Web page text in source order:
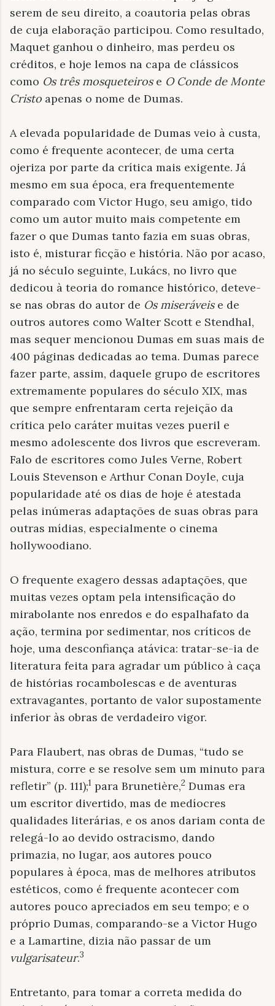
serem de seu direito, a coautoria pelas obras
de cuja elaboração participou. Como resultado,
Maquet ganhou o dinheiro, mas perdeu os
créditos, e hoje lemos na capa de clássicos
como Os três mosqueteirose O Conde de Monte
Cristo apenas o nome de Dumas.
A elevada popularidade de Dumas veio à custa,
como é frequente acontecer, de uma certa
ojeriza por parte da crítica mais exigente. Já
mesmo em sua época, era frequentemente
comparado com Victor Hugo, seu amigo, tido
como um autor muito mais competente em
fazer o que Dumas tanto fazia em suas obras,
isto é, misturar ficção e história. Não por acaso,
já no século seguinte, Lukács, no livro que
dedicou à teoria do romance histórico, deteve-
se nas obras do autor de Os miseráveise de
outros autores como Walter Scott e Stendhal,
mas sequer mencionou Dumas em suas mais de
400 páginas dedicadas ao tema. Dumas parece
fazer parte, assim, daquele grupo de escritores
extremamente populares do século XIX, mas
que sempre enfrentaram certa rejeição da
crítica pelo caráter muitas vezes pueril e
mesmo adolescente dos livros que escreveram.
Falo de escritores como Jules Verne, Robert
Louis Stevenson e Arthur Conan Doyle, cuja
popularidade até os dias de hoje é atestada
pelas inúmeras adaptações de suas obras para
outras mídias, especialmente o cinema
hollywoodiano.
O frequente exagero dessas adaptações, que
muitas vezes optam pela intensificação do
mirabolante nos enredos e do espalhafato da
ação, termina por sedimentar, nos críticos de
hoje, uma desconfiança atávica: tratar-se-ia de
literatura feita para agradar um público à caça
de histórias rocambolescas e de aventuras
extravagantes, portanto de valor supostamente
inferior às obras de verdadeiro vigor.
Para Flaubert, nas obras de Dumas, “tudo se
mistura, corre e se resolve sem um minuto para
refletir” (p. 111);1 para Brunetière,2 Dumas era
um escritor divertido, mas de medíocres
qualidades literárias, e os anos dariam conta de
relegá-lo ao devido ostracismo, dando
primazia, no lugar, aos autores pouco
populares à época, mas de melhores atributos
estéticos, como é frequente acontecer com
autores pouco apreciados em seu tempo; e o
próprio Dumas, comparando-se a Victor Hugo
e a Lamartine, dizia não passar de um
vulgarisateur.3
Entretanto, para tomar a correta medida do